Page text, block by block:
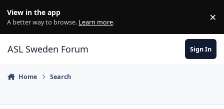
View in the app
A better way to browse. Learn more. ×
ASL Sweden Forum Sign In
Home Search